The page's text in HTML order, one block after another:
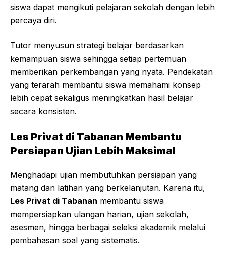
siswa dapat mengikuti pelajaran sekolah dengan lebih
percaya diri.
Tutor menyusun strategi belajar berdasarkan
kemampuan siswa sehingga setiap pertemuan
memberikan perkembangan yang nyata. Pendekatan
yang terarah membantu siswa memahami konsep
lebih cepat sekaligus meningkatkan hasil belajar
secara konsisten.
Les Privat di Tabanan Membantu
Persiapan Ujian Lebih Maksimal
Menghadapi ujian membutuhkan persiapan yang
matang dan latihan yang berkelanjutan. Karena itu,
Les Privat di Tabanan membantu siswa
mempersiapkan ulangan harian, ujian sekolah,
asesmen, hingga berbagai seleksi akademik melalui
pembahasan soal yang sistematis.